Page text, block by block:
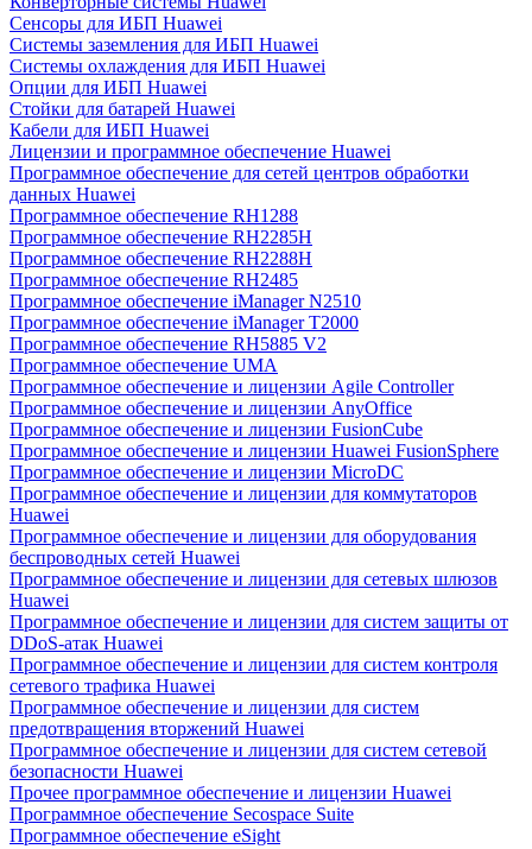
Сенсоры для ИБП Huawei
Системы заземления для ИБП Huawei
Системы охлаждения для ИБП Huawei
Опции для ИБП Huawei
Стойки для батарей Huawei
Кабели для ИБП Huawei
Лицензии и программное обеспечение Huawei
Программное обеспечение для сетей центров обработки
данных Huawei
Программное обеспечение RH1288
Программное обеспечение RH2285H
Программное обеспечение RH2288H
Программное обеспечение RH2485
Программное обеспечение iManager N2510
Программное обеспечение iManager T2000
Программное обеспечение RH5885 V2
Программное обеспечение UMA
Программное обеспечение и лицензии Agile Controller
Программное обеспечение и лицензии AnyOffice
Программное обеспечение и лицензии FusionCube
Программное обеспечение и лицензии Huawei FusionSphere
Программное обеспечение и лицензии MicroDC
Программное обеспечение и лицензии для коммутаторов
Huawei
Программное обеспечение и лицензии для оборудования
беспроводных сетей Huawei
Программное обеспечение и лицензии для сетевых шлюзов
Huawei
Программное обеспечение и лицензии для систем защиты от
DDoS-атак Huawei
Программное обеспечение и лицензии для систем контроля
сетевого трафика Huawei
Программное обеспечение и лицензии для систем
предотвращения вторжений Huawei
Программное обеспечение и лицензии для систем сетевой
безопасности Huawei
Прочее программное обеспечение и лицензии Huawei
Программное обеспечение Secospace Suite
Программное обеспечение eSight